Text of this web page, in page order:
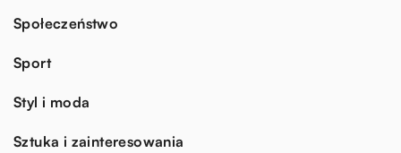
Społeczeństwo
Sport
Styl i moda
Sztuka i zainteresowania